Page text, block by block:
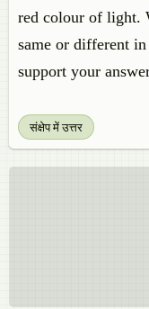
red colour of light.
same or different
support your
संक्षेप में उत्तर